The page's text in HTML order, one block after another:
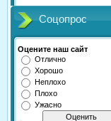
Соцопрос
Оцените наш сайт
Отлично
Хорошо
Неплохо
Плохо
Ужасно